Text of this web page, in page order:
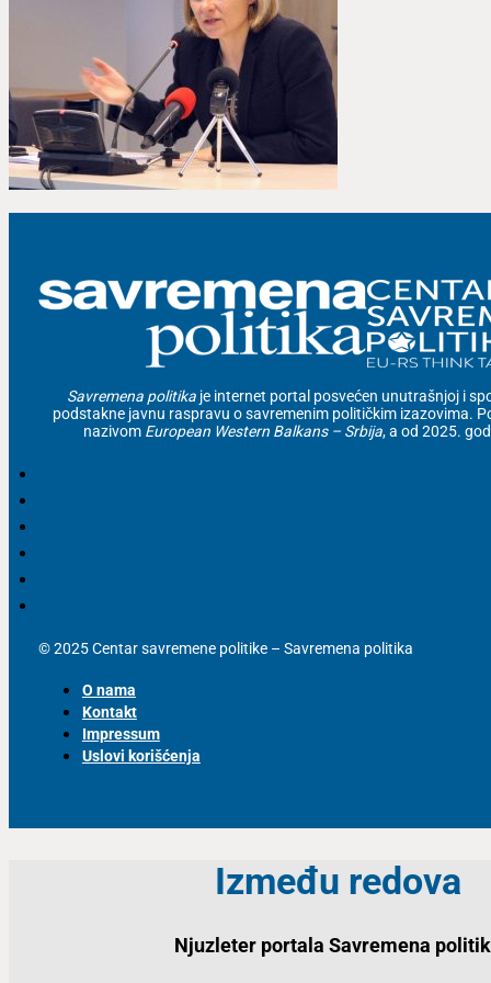
Savremena politika je internet portal posvećen unutrašnjoj i
podstakne javnu raspravu o savremenim političkim izazovima.
nazivom European Western Balkans – Srbija, a od 2025.
© 2025 Centar savremene politike – Savremena politika
O nama
Kontakt
Impressum
Uslovi korišćenja
Između redova
Njuzleter portala Savremena